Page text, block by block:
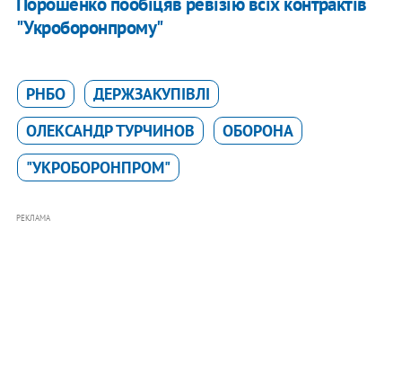
"Укроборонпрому"
РНБО
ДЕРЖЗАКУПІВЛІ
ОЛЕКСАНДР ТУРЧИНОВ
ОБОРОНА
"УКРОБОРОНПРОМ"
РЕКЛАМА